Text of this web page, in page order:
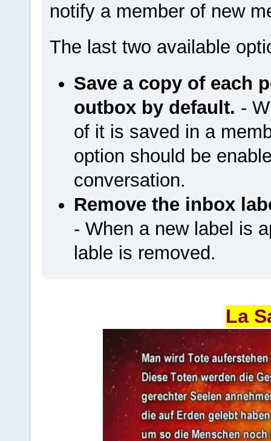
notify a member of new
The last two available
Save a copy of each
outbox by default. -
of it is saved in a
option should be
conversation.
Remove the inbox
- When a new label is
lable is removed.
La